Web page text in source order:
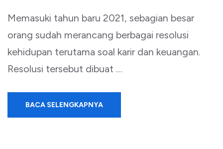
Memasuki tahun baru 2021, sebagian besar
orang sudah merancang berbagai resolusi
kehidupan terutama soal karir dan keuangan.
Resolusi tersebut dibuat …
BACA SELENGKAPNYA